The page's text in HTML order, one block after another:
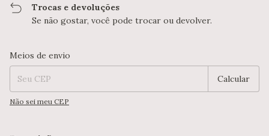
Trocas e devoluções
Se não gostar, você pode trocar ou devolver.
Entregas para o CEP:
Meios de envio
Calcular
Não sei meu CEP